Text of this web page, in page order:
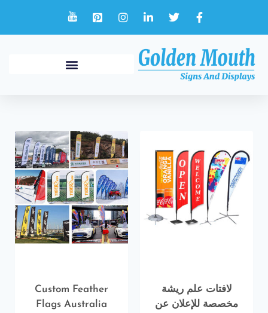
لافتات علم ريشة
مخصصة للإعلان عن
Custom Feather
Flags Australia